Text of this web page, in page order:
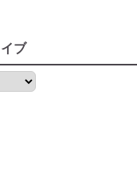
には「慈悲の瞑想」
には「とんとんとん」
ブ